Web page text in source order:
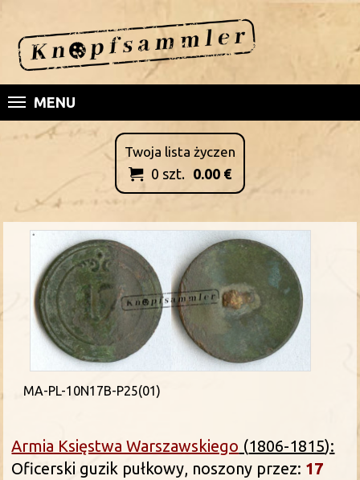
MENU
Twoja lista życzen
 0 szt. 0.00 €
MA-PL-10N17B-P25(01)
Armia Księstwa Warszawskiego (1806-1815):
Oficerski guzik pułkowy, noszony przez: 17